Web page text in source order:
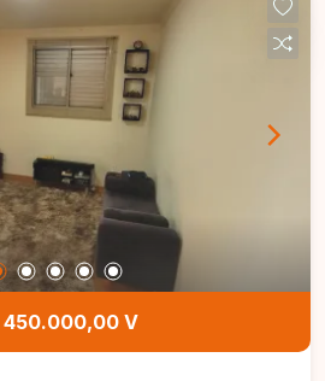
450.000,00 V